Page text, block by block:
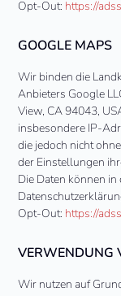
Opt-Out: https://
GOOGLE MAPS
Wir binden die
Anbieters Google
View, CA 94043,
insbesondere IP-
die jedoch nicht
der Einstellungen
Die Daten können
Opt-Out: https://
VERWENDUNG
Wir nutzen auf